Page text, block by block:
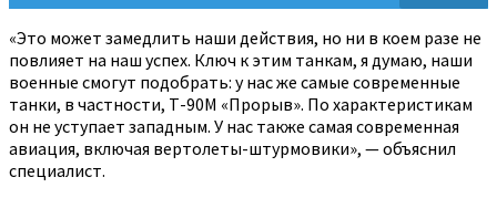
«Это может замедлить наши действия, но ни в коем разе не
повлияет на наш успех. Ключ к этим танкам, я думаю, наши
военные смогут подобрать: у нас же самые современные
танки, в частности, Т-90М «Прорыв». По характеристикам
он не уступает западным. У нас также самая современная
авиация, включая вертолеты-штурмовики», — объяснил
специалист.